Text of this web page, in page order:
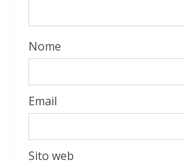
Nome
Email
Sito web